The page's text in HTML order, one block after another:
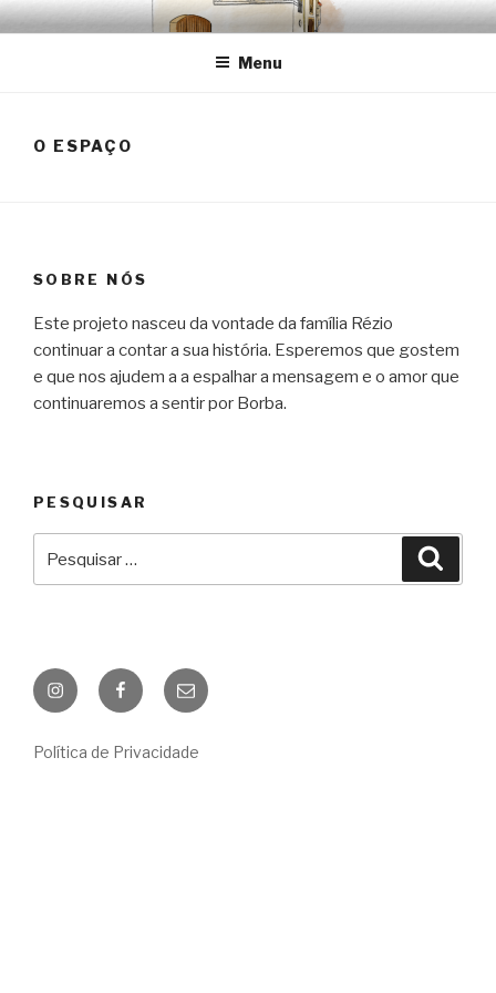
Saltar
paraEMRÉZIO
Casa Museu Interativa de Borba
Menu
O ESPAÇO
SOBRE NÓS
Este projeto nasceu da vontade da família Rézio
continuar a contar a sua história. Esperemos que gostem
e que nos ajudem a a espalhar a mensagem e o amor que
continuaremos a sentir por Borba.
PESQUISAR
por:
InstagramFacebook
E-
mail
Política de Privacidade